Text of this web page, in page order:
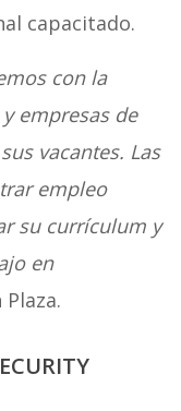
capacitado.
con la
empresas de
vacantes. Las
empleo
su currículum y
en